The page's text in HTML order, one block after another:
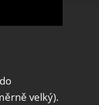
a
a obsahu,
velký).